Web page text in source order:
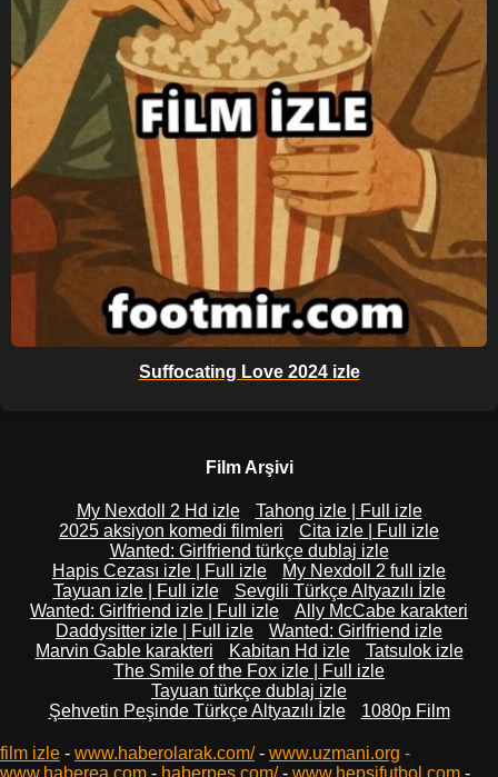
Suffocating Love 2024 izle
Film Arşivi
My Nexdoll 2 Hd izle
Tahong izle | Full izle
2025 aksiyon komedi filmleri
Cita izle | Full izle
Wanted: Girlfriend türkçe dublaj izle
Hapis Cezası izle | Full izle
My Nexdoll 2 full izle
Tayuan izle | Full izle
Sevgili Türkçe Altyazılı İzle
Wanted: Girlfriend izle | Full izle
Ally McCabe karakteri
Daddysitter izle | Full izle
Wanted: Girlfriend izle
Marvin Gable karakteri
Kabitan Hd izle
Tatsulok izle
The Smile of the Fox izle | Full izle
Tayuan türkçe dublaj izle
Şehvetin Peşinde Türkçe Altyazılı İzle
1080p Film
film izle - www.haberolarak.com/- www.uzmani.org -
www.haberea.com - haberpes.com/- www.hepsifutbol.com -